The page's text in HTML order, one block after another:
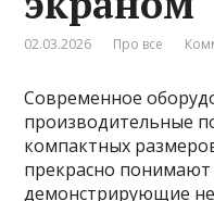
02.03.2026 Про все
Современное
производительные
компактных
прекрасно
демонстрирующие